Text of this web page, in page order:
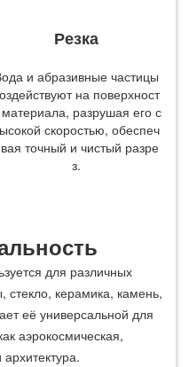
Резка
и абразивные частицы
на поверхност
материала, разрушая его с
скоростью, обеспеч
точный и чистый разре
з.
для различных
стекло, керамика, камень,
её универсальной для
аэрокосмическая,